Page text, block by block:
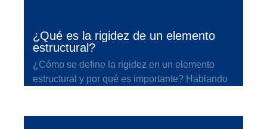
¿Qué es la rigidez de un elemento
estructural?
¿Cómo se define la rigidez en un elemento
estructural y por qué es importante? Hablando